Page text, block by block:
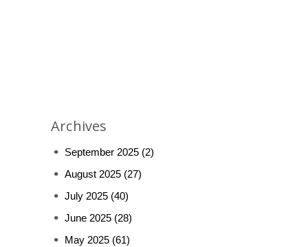
Archives
September 2025 (2)
August 2025 (27)
July 2025 (40)
June 2025 (28)
May 2025 (61)